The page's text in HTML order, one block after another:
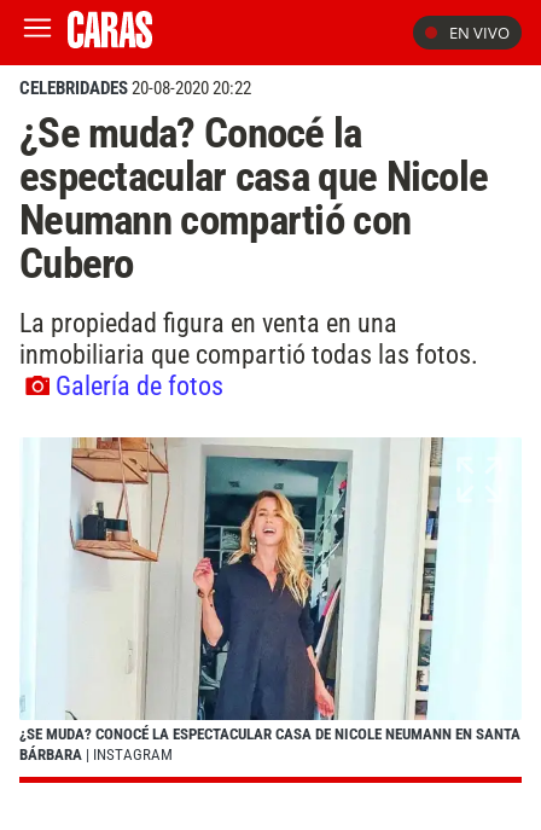
EN VIVO
CELEBRIDADES20-08-2020 20:22
¿Se muda? Conocé la
espectacular casa que Nicole
Neumann compartió con
Cubero
La propiedad figura en venta en una
inmobiliaria que compartió todas las fotos.
Galería de fotos
¿SE MUDA? CONOCÉ LA ESPECTACULAR CASA DE NICOLE NEUMANN EN SANTA
BÁRBARA | INSTAGRAM